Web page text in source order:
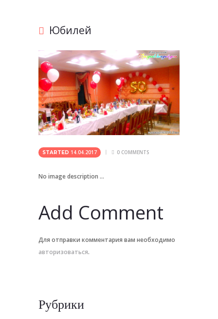
Юбилей
STARTED 14.04.2017 0COMMENTS
No image description ...
Add Comment
Для отправки комментария вам необходимо
авторизоваться.
Рубрики